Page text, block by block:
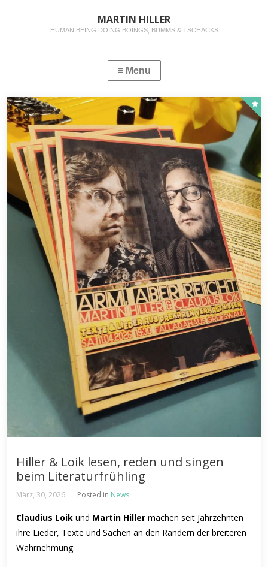
MARTIN HILLER
HUMAN BEING DOING BOINGS, BUMMS & TSCHACKS
Hiller & Loik lesen, reden und singen
beim Literaturfrühling
März, 30, 2026 Posted in News
Claudius Loik und Martin Hiller machen seit Jahrzehnten
ihre Lieder, Texte und Sachen an den Rändern der breiteren
Wahrnehmung.